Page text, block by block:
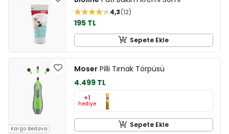
4,3 12
195 TL
Sepete Ekle
Kargo Bedava
Moser Pilli Tırnak Törpüsü
4.499 TL
+1
hediye
Sepete Ekle